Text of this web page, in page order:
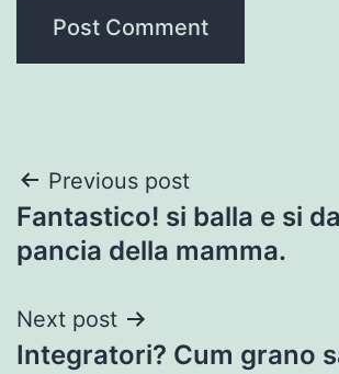
Post
navigation
Previous post
Fantastico! si balla e si
pancia della mamma.
Next post
Integratori? Cum grano